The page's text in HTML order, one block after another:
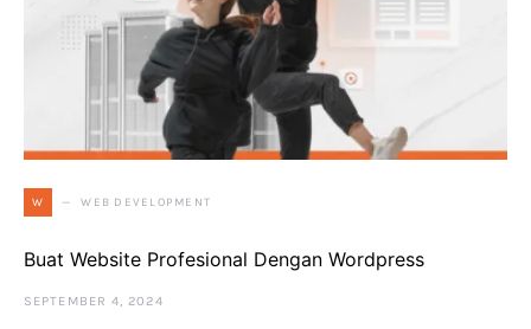
W WEB DEVELOPMENT
Buat Website Profesional Dengan Wordpress
SEPTEMBER 4, 2024